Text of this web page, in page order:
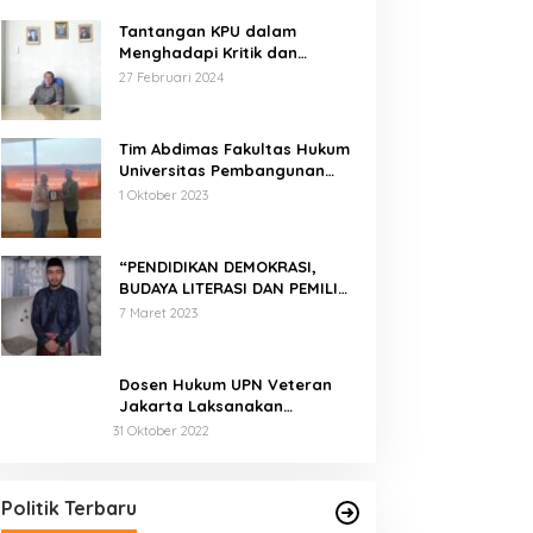
Tantangan KPU dalam
Menghadapi Kritik dan
Tekanan Politik
27 Februari 2024
Tim Abdimas Fakultas Hukum
Universitas Pembangunan
Nasional Veteran Jakarta
1 Oktober 2023
“PENDIDIKAN DEMOKRASI,
BUDAYA LITERASI DAN PEMILIH
CERDAS”
7 Maret 2023
Dosen Hukum UPN Veteran
Jakarta Laksanakan
Pelatihan Pendaftaran Merek
31 Oktober 2022
Politik Terbaru
DPR RI
Di Politik, Titik Kota Jambi